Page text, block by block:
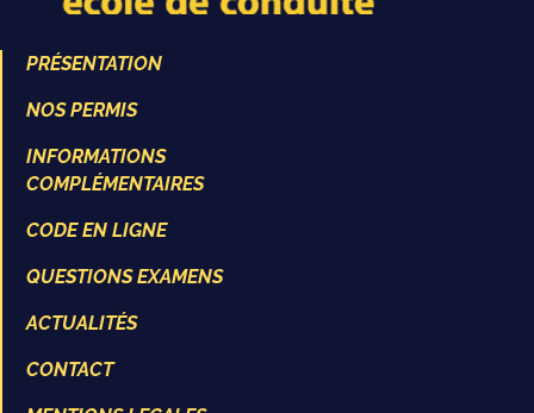
PRÉSENTATION
NOS PERMIS
INFORMATIONS
COMPLÉMENTAIRES
CODE EN LIGNE
QUESTIONS EXAMENS
ACTUALITÉS
CONTACT